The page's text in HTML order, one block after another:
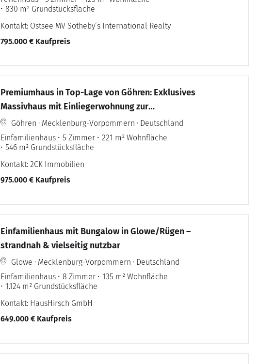
830 m² Grundstücksfläche
Kontakt: Ostsee MV Sotheby´s International Realty
795.000 € Kaufpreis
Premiumhaus in Top-Lage von Göhren: Exklusives
Massivhaus mit Einliegerwohnung zur
Ferienvermietung!
Göhren · Mecklenburg-Vorpommern · Deutschland
Einfamilienhaus
5 Zimmer
221 m² Wohnfläche
546 m² Grundstücksfläche
Kontakt: 2CK Immobilien
975.000 € Kaufpreis
Einfamilienhaus mit Bungalow in Glowe/Rügen –
strandnah & vielseitig nutzbar
Glowe · Mecklenburg-Vorpommern · Deutschland
Einfamilienhaus
8 Zimmer
135 m² Wohnfläche
1.124 m² Grundstücksfläche
Kontakt: HausHirsch GmbH
649.000 € Kaufpreis